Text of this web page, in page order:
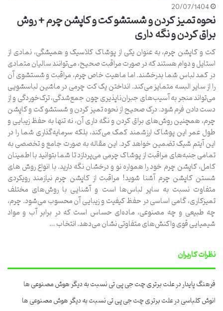
20/07/1404
نحوه تمیز کردن و شستشو کت و کاپشن چرم + روش
براق کردن و نگه داری
کت و کاپشن چرم، به عنوان یکی از پوشاک کلاسیک و همیشگی، نمادی از
استایل و دوام هستند که در صورت مراقبت صحیح، می‌توانند سالیان متمادی
در کمد لباس شما بدرخشند. اما ماهیت خاص چرم، مراقبت و شستشوی آن
را از سایر البسه متمایز می‌کند. انداختن یک کت چرمی در ماشین لباسشویی
می‌تواند منجر به آسیب‌های جبران‌ناپذیری چون جمع‌شدگی، ترک‌خوردگی و از
دست دادن فرم شود. درک صحیح از نحوه تمیز کردن و شستشو کت و کاپشن
چرم، همچنین روش‌های براق کردن و نگه داری آن، نه تنها به حفظ زیبایی و
طول عمر این پوشاک ارزشمند کمک می‌کند، بلکه سرمایه‌گذاری شما را در
این آیتم شیک تضمین خواهد کرد. این مقاله به صورت جامع و تخصصی به
تمامی جنبه‌های مراقبت از پوشاک چرمی می‌پردازد تا شما بتوانید با اطمینان
کامل، کاپشن چرم خود را همواره نو و درخشان نگه دارید. با انواع روش های
شستن کاپشن چرم آشنا شوید! مراقبت از کاپشن چرم نیازمند رویکردی
متفاوت نسبت به سایر لباس‌ها است و آشنایی با روش‌های مختلف
تمیزکاری، گامی اساسی در حفظ کیفیت و زیبایی آن محسوب می‌شود. چرم،
چه طبیعی و چه مصنوعی، ماده‌ای حساس است که در برابر آب و مواد
شیمیایی قوی واکنش‌های متفاوتی نشان می‌دهد. انتخاب …
نظرات کاربران
فرهنگ پایداردرعلت برتری چت جی پی تی نسبت به دیگر هوش مصنوعی ها
انوش کلباسیدرعلت برتری چت جی پی تی نسبت به دیگر هوش مصنوعی ها